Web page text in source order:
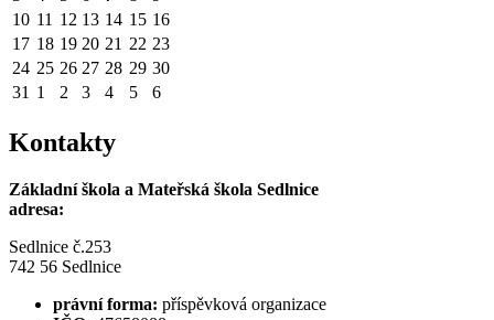
10 11 12 13 14 15 16
17 18 19 20 21 22 23
24 25 26 27 28 29 30
31 1 2 3 4 5 6
Kontakty
Základní škola a Mateřská škola Sedlnice
adresa:
Sedlnice č.253
742 56 Sedlnice
právní forma: příspěvková organizace